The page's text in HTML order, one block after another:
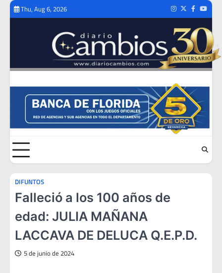
Skip
Thu, Aug 6, 2026 Instagram
TwitterFacebook
DIFUNTOS
Falleció a los 100 años de
edad: JULIA MAÑANA
LACCAVA DE DELUCA Q.E.P.D.
5 de junio de 2024